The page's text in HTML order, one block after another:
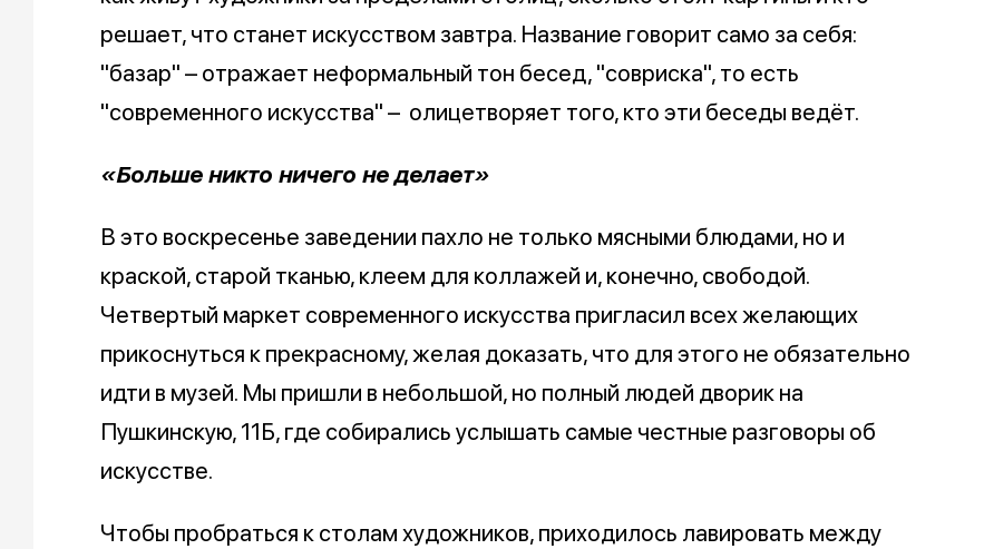
решает, что станет искусством завтра. Название говорит само за себя:
"базар" – отражает неформальный тон бесед, "совриска", то есть
"современного искусства" – олицетворяет того, кто эти беседы ведёт.
«Больше никто ничего не делает»
В это воскресенье заведении пахло не только мясными блюдами, но и
краской, старой тканью, клеем для коллажей и, конечно, свободой.
Четвертый маркет современного искусства пригласил всех желающих
прикоснуться к прекрасному, желая доказать, что для этого не обязательно
идти в музей. Мы пришли в небольшой, но полный людей дворик на
Пушкинскую, 11Б, где собирались услышать самые честные разговоры об
искусстве.
Чтобы пробраться к столам художников, приходилось лавировать между